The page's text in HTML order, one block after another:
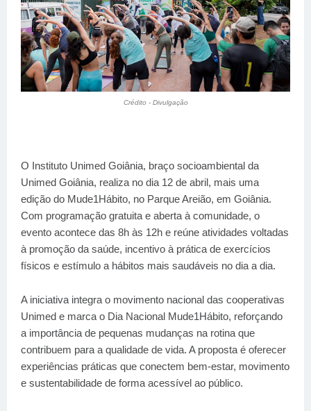
Crédito - Divulgação
O Instituto Unimed Goiânia, braço socioambiental da
Unimed Goiânia, realiza no dia 12 de abril, mais uma
edição do Mude1Hábito, no Parque Areião, em Goiânia.
Com programação gratuita e aberta à comunidade, o
evento acontece das 8h às 12h e reúne atividades voltadas
à promoção da saúde, incentivo à prática de exercícios
físicos e estímulo a hábitos mais saudáveis no dia a dia.
A iniciativa integra o movimento nacional das cooperativas
Unimed e marca o Dia Nacional Mude1Hábito, reforçando
a importância de pequenas mudanças na rotina que
contribuem para a qualidade de vida. A proposta é oferecer
experiências práticas que conectem bem-estar, movimento
e sustentabilidade de forma acessível ao público.